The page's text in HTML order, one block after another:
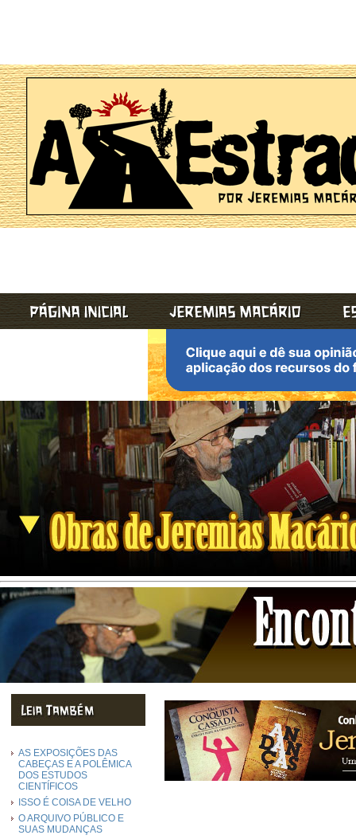
AS EXPOSIÇÕES DAS
CABEÇAS E A POLÊMICA
DOS ESTUDOS
CIENTÍFICOS
ISSO É COISA DE VELHO
O ARQUIVO PÚBLICO E
SUAS MUDANÇAS